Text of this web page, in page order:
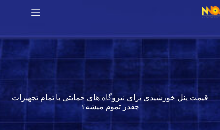
قیمت پنل خورشیدی برای نیروگاه های حمایتی با تمام تجهیزات
چقدر تموم میشه؟